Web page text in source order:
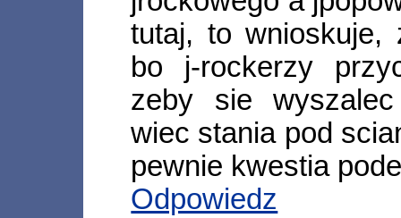
tutaj, to wnioskuje,
bo j-rockerzy
zeby sie
wiec stania pod
pewnie kwestia
Odpowiedz